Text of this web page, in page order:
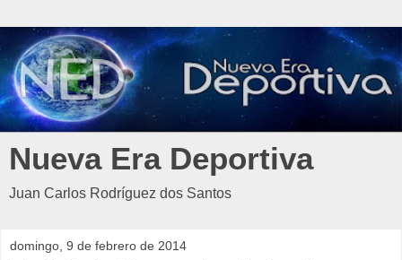
Nueva Era Deportiva
Juan Carlos Rodríguez dos Santos
domingo, 9 de febrero de 2014